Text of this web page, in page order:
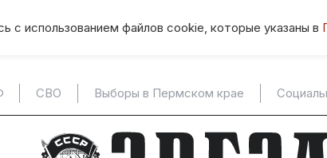
с использованием файлов cookie, которые указаны в
СВО Выборы в Пермском крае